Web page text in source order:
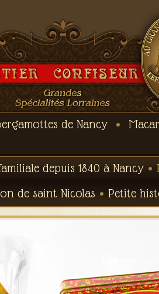
de Nancy
depuis 1840 à Nancy
de saint Nicolas
Petite